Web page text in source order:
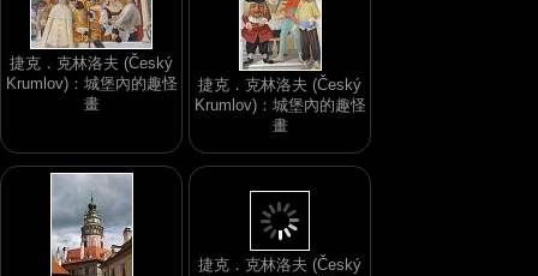
捷克．克林洛夫 (Český
Krumlov)：城堡內的趣怪
畫
捷克．克林洛夫 (Český
Krumlov)：城堡內的趣怪
畫